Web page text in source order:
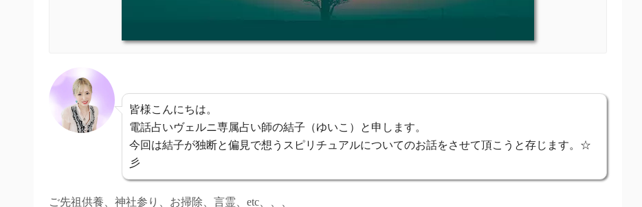
皆様こんにちは。
電話占いヴェルニ専属占い師の結子（ゆいこ）と申します。
今回は結子が独断と偏見で想うスピリチュアルについてのお話をさせて頂こうと存じます。☆
彡
ご先祖供養、神社参り、お掃除、言霊、etc、、、